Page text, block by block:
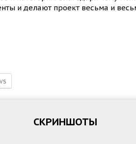
и делают проект весьма и
СКРИНШОТЫ